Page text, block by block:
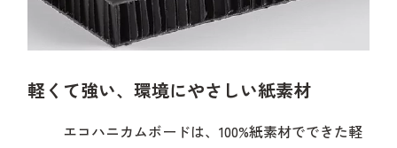
軽くて強い、環境にやさしい紙素材
エコハニカムボードは、100%紙素材でできた軽